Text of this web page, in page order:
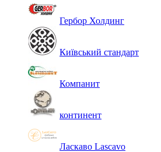
Гербор Холдинг
Київський стандарт
Компанит
континент
Ласкаво Lascavo